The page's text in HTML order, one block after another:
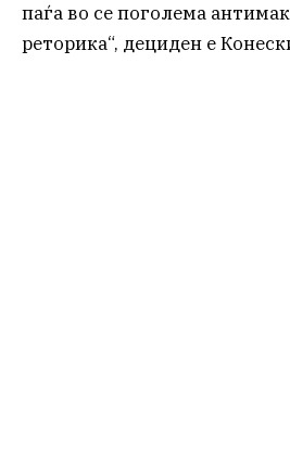
паѓа во се поголема
реторика“, дециден е